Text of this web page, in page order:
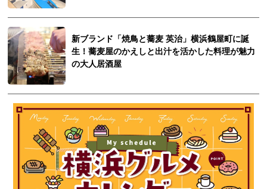
新ブランド「焼鳥と蕎麦 英治」横浜鶴屋町に誕
生！蕎麦屋のかえしと出汁を活かした料理が魅力
の大人居酒屋